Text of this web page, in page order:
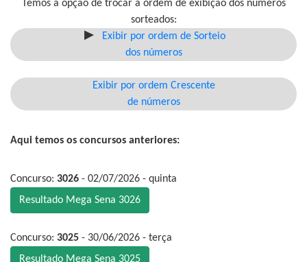
Temos a opção de trocar a ordem de exibição dos números
sorteados:
Exibir por ordem de Sorteio
dos números
Exibir por ordem Crescente
de números
Aqui temos os concursos anteriores:
Concurso: 3026 - 02/07/2026 - quinta
Resultado Mega Sena 3026
Concurso: 3025 - 30/06/2026 - terça
Resultado Mega Sena 3025